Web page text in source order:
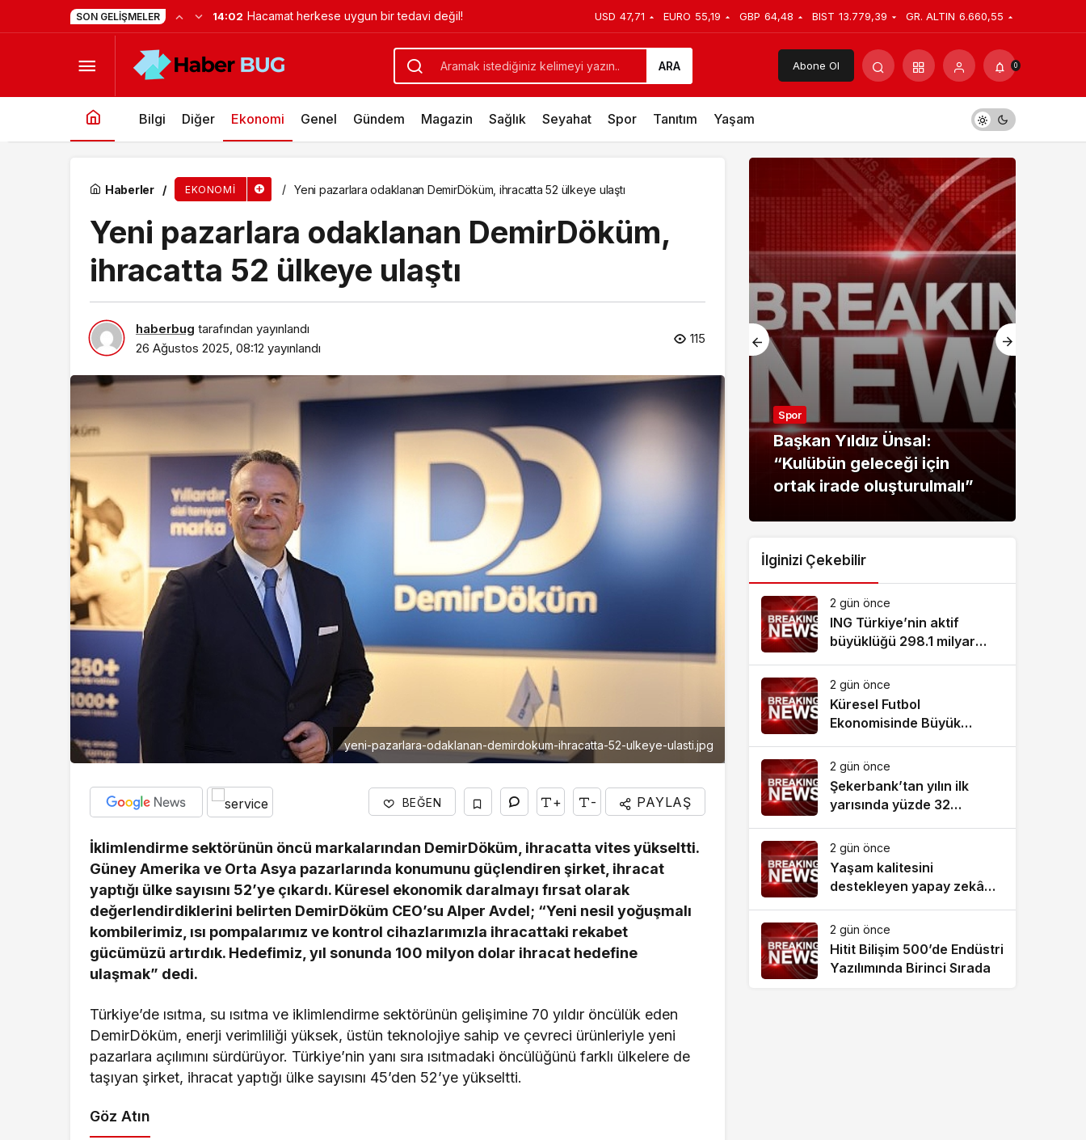
SON GELIŞMELER 12:52 Hayat kurtaran baba, kızını kortlarda şampiyonluğa USD 47,71 EURO 55,19 GBP 64,48 BIST 13.779,39 GR. ALTIN 6.660,55
ARA Abone Ol 0
Bilgi Diğer Ekonomi Genel Gündem Magazin Sağlık Seyahat Spor Tanıtım Yaşam
Haberler EKONOMI Yeni pazarlara odaklanan DemirDöküm, ihracatta 52 ülkeye ulaştı
Yeni pazarlara odaklanan DemirDöküm,
ihracatta 52 ülkeye ulaştı
haberbug tarafından yayınlandı
26 Ağustos 2025, 08:12 yayınlandı
115
yeni-pazarlara-odaklanan-demirdokum-ihracatta-52-ulkeye-ulasti.jpg
BEĞEN + - PAYLAŞ
İklimlendirme sektörünün öncü markalarından DemirDöküm, ihracatta vites yükseltti.
Güney Amerika ve Orta Asya pazarlarında konumunu güçlendiren şirket, ihracat
yaptığı ülke sayısını 52’ye çıkardı. Küresel ekonomik daralmayı fırsat olarak
değerlendirdiklerini belirten DemirDöküm CEO’su Alper Avdel; “Yeni nesil yoğuşmalı
kombilerimiz, ısı pompalarımız ve kontrol cihazlarımızla ihracattaki rekabet
gücümüzü artırdık. Hedefimiz, yıl sonunda 100 milyon dolar ihracat hedefine
ulaşmak” dedi.
Türkiye’de ısıtma, su ısıtma ve iklimlendirme sektörünün gelişimine 70 yıldır öncülük eden
DemirDöküm, enerji verimliliği yüksek, üstün teknolojiye sahip ve çevreci ürünleriyle yeni
pazarlara açılımını sürdürüyor. Türkiye’nin yanı sıra ısıtmadaki öncülüğünü farklı ülkelere de
taşıyan şirket, ihracat yaptığı ülke sayısını 45’den 52’ye yükseltti.
Göz Atın
Haymana’nın Geleceği ve
Yatırım Potansiyeli Masaya
Yatırıldı
Ekonomi
Kuru meyve sektörü 2
milyar dolar ihracat hedefi
için Ankara’dan destek
istedi
Spor
Başkan Yıldız Ünsal:
“Kulübün geleceği için
ortak irade oluşturulmalı”
İlginizi Çekebilir
2 gün önce
ING Türkiye’nin aktif
büyüklüğü 298.1 milyar
2 gün önce
Küresel Futbol
Ekonomisinde Büyük
2 gün önce
Şekerbank’tan yılın ilk
yarısında yüzde 32
2 gün önce
Yaşam kalitesini
destekleyen yapay zekâ
finansman ve altyapı kadar
önemli
2 gün önce
Hitit Bilişim 500’de Endüstri
Yazılımında Birinci Sırada
EY-Parthenon, Yeniden Yapılandırma Nabzı Araştırmasını yayımladı